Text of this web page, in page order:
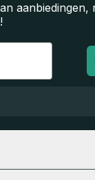
aanbiedingen,